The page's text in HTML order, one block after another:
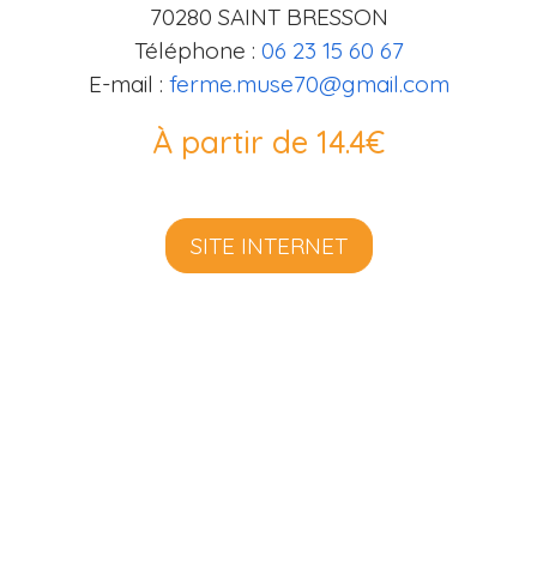
70280 SAINT BRESSON
Téléphone : 06 23 15 60 67
E-mail : ferme.muse70@gmail.com
À partir de 14.4€
SITE INTERNET